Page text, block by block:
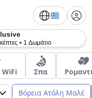
1 Δωμάτιο
Σπα
Βόρεια Ατόλη Μαλέ